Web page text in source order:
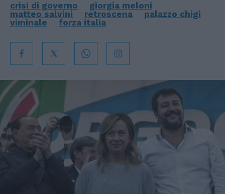
crisi di governo
giorgia meloni
matteo salvini
retroscena
palazzo chigi
viminale
forza italia